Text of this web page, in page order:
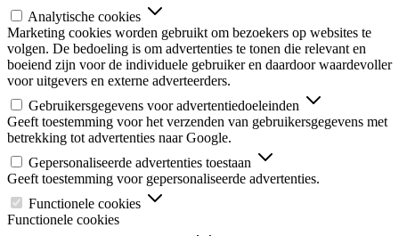
Analytische cookies
Marketing cookies worden gebruikt om bezoekers op websites te
volgen. De bedoeling is om advertenties te tonen die relevant en
boeiend zijn voor de individuele gebruiker en daardoor waardevoller
voor uitgevers en externe adverteerders.
Gebruikersgegevens voor advertentiedoeleinden
Geeft toestemming voor het verzenden van gebruikersgegevens met
betrekking tot advertenties naar Google.
Gepersonaliseerde advertenties toestaan
Geeft toestemming voor gepersonaliseerde advertenties.
Functionele cookies
Functionele cookies